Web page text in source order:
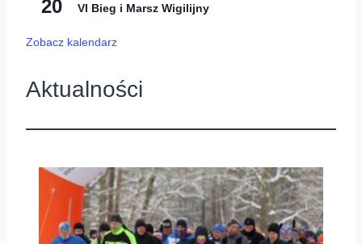
20 VI Bieg i Marsz Wigilijny
Zobacz kalendarz
Aktualności